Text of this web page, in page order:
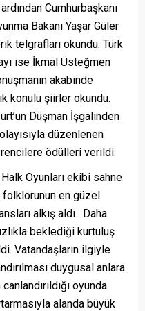
Cumhurbaşkanı
Bakanı Yaşar Güler
telgrafları okundu. Türk
ise İkmal Üsteğmen
akabinde
konulu şiirler okundu.
Düşman İşgalinden
düzenlenen
ödülleri verildi.
Oyunları ekibi sahne
folklorunun en güzel
alkış aldı. Daha
beklediği kurtuluş
Vatandaşların ilgiyle
duygusal anlara
oyunda
alanda büyük